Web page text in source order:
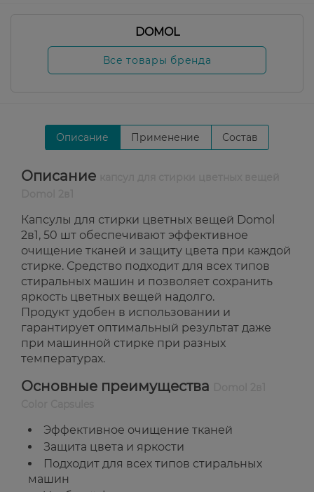
DOMOL
Все товары бренда
Описание Применение Состав
Описание
Капсулы для стирки цветных вещей Domol
2в1, 50 шт обеспечивают эффективное
очищение тканей и защиту цвета при каждой
стирке. Средство подходит для всех типов
стиральных машин и позволяет сохранить
яркость цветных вещей надолго.
Продукт удобен в использовании и
гарантирует оптимальный результат даже
при машинной стирке при разных
температурах.
Основные преимущества
Эффективное очищение тканей
Защита цвета и яркости
Подходит для всех типов стиральных
машин